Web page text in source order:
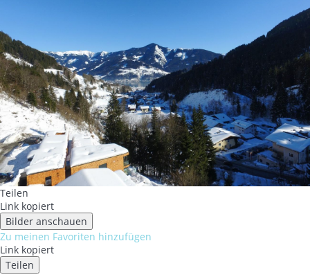
Teilen
Link kopiert
Bilder anschauen
Zu meinen Favoriten hinzufügen
Link kopiert
Teilen